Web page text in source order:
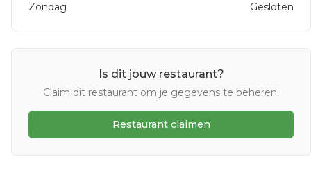
Zondag
Gesloten
Is dit jouw restaurant?
Claim dit restaurant om je gegevens te beheren.
Restaurant claimen